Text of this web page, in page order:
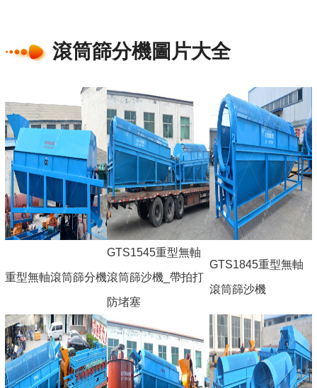
滾筒篩分機圖片大全
重型無軸滾筒篩分機
GTS1545重型無軸
滾筒篩沙機_帶拍打
防堵塞
GTS1845重型無軸
滾筒篩沙機